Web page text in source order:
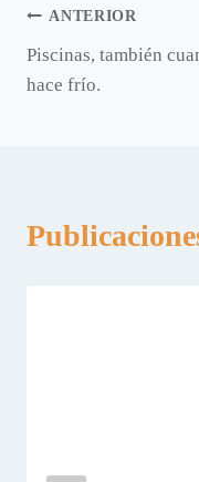
Navegación
de
ANTERIOR
Piscinas, también
hace frío.